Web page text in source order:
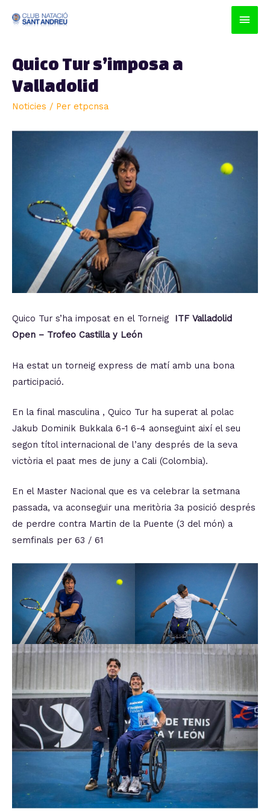
Quico Tur s’imposa a
Valladolid
Noticies / Per etpcnsa
Quico Tur s’ha imposat en el Torneig
ITF Valladolid
Open – Trofeo Castilla y León
Ha estat un torneig express de matí amb una bona
participació.
En la final masculina , Quico Tur ha superat al polac
Jakub Dominik Bukkala 6-1 6-4 aonseguint així el seu
segon títol internacional de l’any després de la seva
victòria el paat mes de juny a Cali (Colombia).
En el Master Nacional que es va celebrar la setmana
passada, va aconseguir una meritòria 3a posició després
de perdre contra Martin de la Puente (3 del món) a
semfinals per 63 / 61